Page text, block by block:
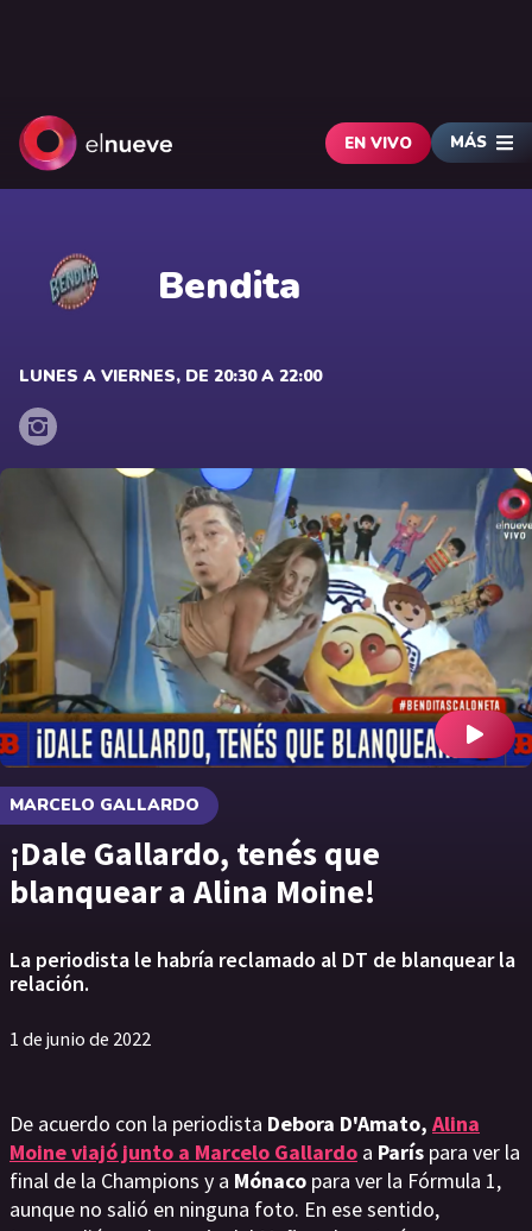
EN VIVO MÁS
Bendita
LUNES A VIERNES, DE 20:30 A 22:00
MARCELO GALLARDO
¡Dale Gallardo, tenés que
blanquear a Alina Moine!
La periodista le habría reclamado al DT de blanquear la
relación.
1 de junio de 2022
De acuerdo con la periodista Debora D'Amato, Alina
Moine viajó junto a Marcelo Gallardo a París para ver la
final de la Champions y a Mónaco para ver la Fórmula 1,
aunque no salió en ninguna foto. En ese sentido,